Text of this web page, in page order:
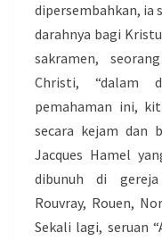
dipersembahkan, ia
darahnya bagi
sakramen,
Christi, “dalam
pemahaman ini,
secara kejam dan
Jacques Hamel
dibunuh di
Rouvray, Rouen,
Sekali lagi, seruan